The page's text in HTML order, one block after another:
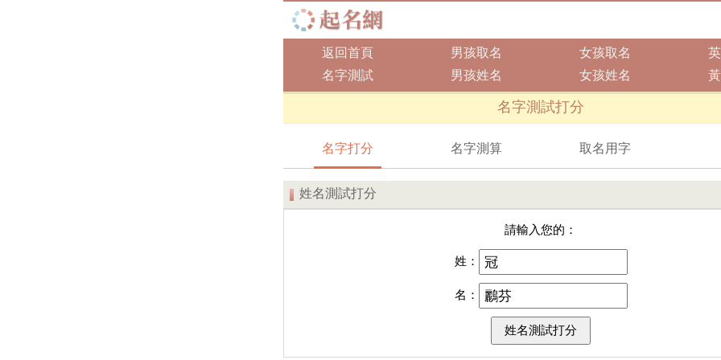
返回首頁 男孩取名 女孩取名
名字測試
男孩姓名 女孩姓名
名字測試打分
名字打分 名字測算 取名用字
姓名測試打分
請輸入您的：
姓：
名：